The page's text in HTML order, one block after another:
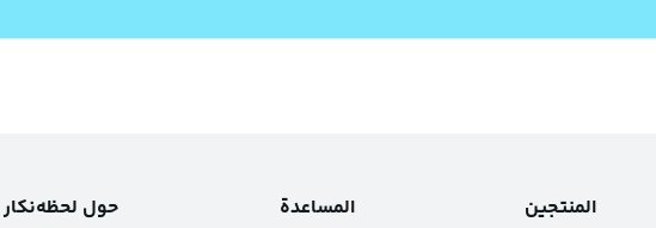
المنتجين المساعدة حول لحظه‌نکار